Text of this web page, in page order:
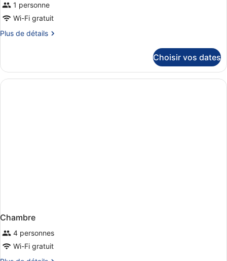
1 personne
Wi-Fi gratuit
Plus de détails
Plus
le
type
de
Choisir vos dates
Chambre
4 personnes
Wi-Fi gratuit